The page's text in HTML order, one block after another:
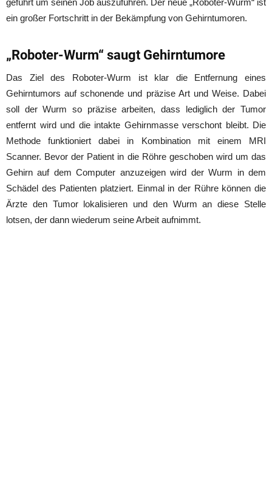
ein großer Fortschritt in der Bekämpfung von Gehirntumoren.
„Roboter-Wurm“ saugt Gehirntumore
Das Ziel des Roboter-Wurm ist klar die Entfernung eines
Gehirntumors auf schonende und präzise Art und Weise. Dabei
soll der Wurm so präzise arbeiten, dass lediglich der Tumor
entfernt wird und die intakte Gehirnmasse verschont bleibt. Die
Methode funktioniert dabei in Kombination mit einem MRI
Scanner. Bevor der Patient in die Röhre geschoben wird um das
Gehirn auf dem Computer anzuzeigen wird der Wurm in dem
Schädel des Patienten platziert. Einmal in der Rühre können die
Ärzte den Tumor lokalisieren und den Wurm an diese Stelle
lotsen, der dann wiederum seine Arbeit aufnimmt.